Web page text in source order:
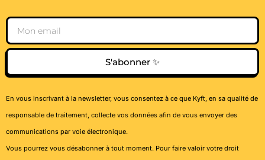
Email
S'abonner ✨
En vous inscrivant à la newsletter, vous consentez à ce que Kyft, en sa qualité de
responsable de traitement, collecte vos données afin de vous envoyer des
communications par voie électronique.
Vous pourrez vous désabonner à tout moment. Pour faire valoir votre droit